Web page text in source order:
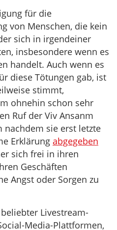
für die
von Menschen, die kein
sich in irgendeiner
insbesondere wenn es
handelt. Auch wenn es
diese Tötungen gab, ist
stimmt,
ohnehin schon sehr
Ruf der Viv Ansanm
nachdem sie erst letzte
Erklärung abgegeben
sich frei in ihren
Geschäften
Angst oder Sorgen zu
Livestream-
Media-Plattformen,